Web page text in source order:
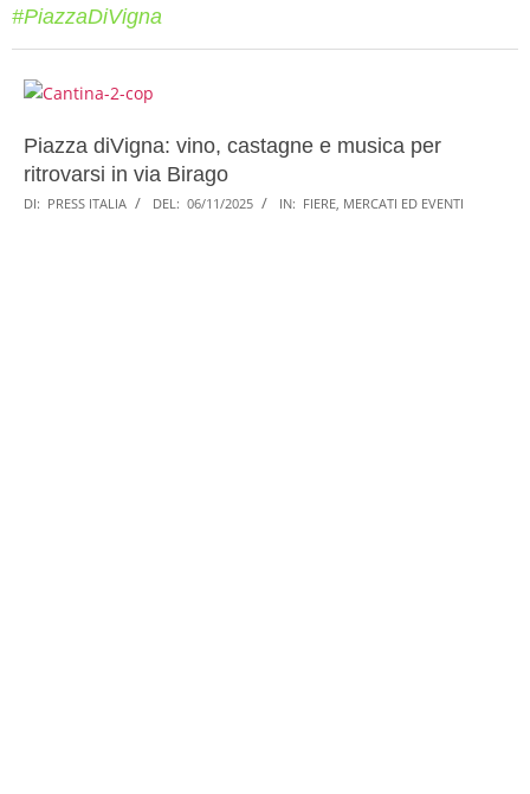
#PiazzaDiVigna
Piazza diVigna: vino, castagne e musica per
ritrovarsi in via Birago
DI: PRESS ITALIA DEL: 06/11/2025 IN: FIERE, MERCATI ED EVENTI